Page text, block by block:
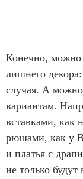
Конечно, можно
лишнего
случая. А
вариантам.
вставками, как
рюшами, как у
и платья с
не только